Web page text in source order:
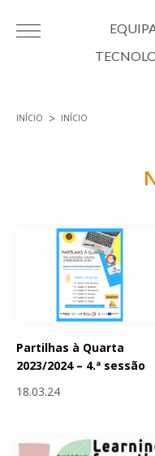
INÍCIO INÍCIO
Partilhas à Quarta
2023/2024 – 4.ª sessão
18.03.24
Páginas